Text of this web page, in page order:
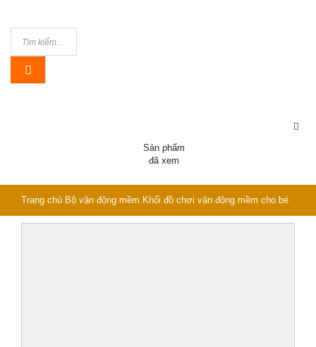
Sản phẩm
đã xem
Trang chủ Bộ vận động mềm Khối đồ chơi vận động mềm cho bé